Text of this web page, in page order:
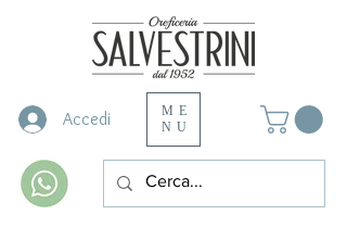
Accedi
ME
NU